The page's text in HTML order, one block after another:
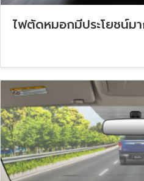
ไฟตัดหมอกมีประโยชน์ม